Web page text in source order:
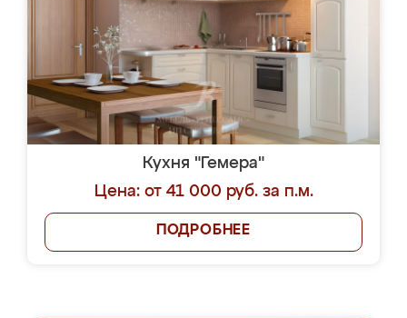
Кухня "Гемера"
Цена: от 41 000 руб. за п.м.
ПОДРОБНЕЕ